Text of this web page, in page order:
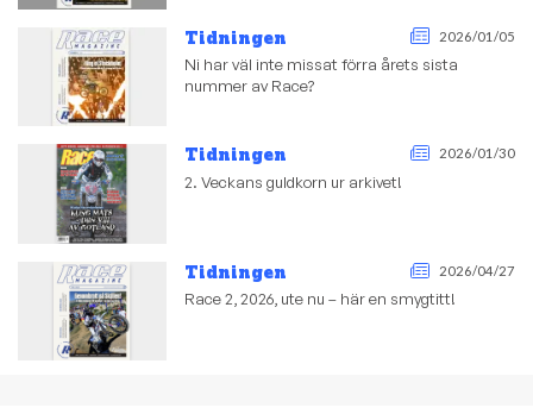
Tidningen 2026/01/05
Ni har väl inte missat förra årets sista
nummer av Race?
Tidningen 2026/01/30
2. Veckans guldkorn ur arkivet!
Tidningen 2026/04/27
Race 2, 2026, ute nu – här en smygtitt!